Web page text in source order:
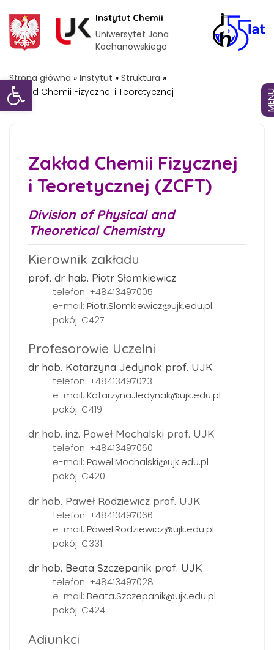
Otwórz pasek narzędzi
Instytut Chemii
Uniwersytet Jana
Kochanowskiego
Strona główna » Instytut » Struktura »
Zakład Chemii Fizycznej i Teoretycznej
Zakład Chemii Fizycznej
i Teoretycznej (ZCFT)
Division of Physical and
Theoretical Chemistry
Kierownik zakładu
prof. dr hab. Piotr Słomkiewicz
telefon: +48413497005
e-mail: Piotr.Slomkiewicz@ujk.edu.pl
pokój: C427
Profesorowie Uczelni
dr hab. Katarzyna Jedynak prof. UJK
telefon: +48413497073
e-mail: Katarzyna.Jedynak@ujk.edu.pl
pokój: C419
dr hab. inż. Paweł Mochalski prof. UJK
telefon: +48413497060
e-mail: Pawel.Mochalski@ujk.edu.pl
pokój: C420
dr hab. Paweł Rodziewicz prof. UJK
telefon: +48413497066
e-mail: Pawel.Rodziewicz@ujk.edu.pl
pokój: C331
dr hab. Beata Szczepanik prof. UJK
telefon: +48413497028
e-mail: Beata.Szczepanik@ujk.edu.pl
pokój: C424
Adiunkci